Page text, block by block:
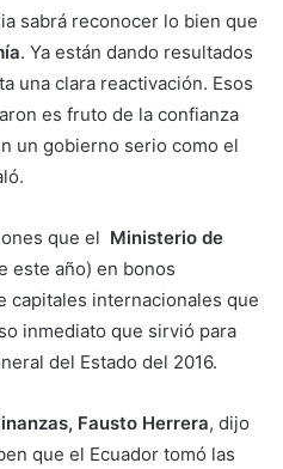
sabrá reconocer lo bien que
. Ya están dando resultados
una clara reactivación. Esos
es fruto de la confianza
un gobierno serio como el
que el Ministerio de
este año) en bonos
capitales internacionales que
inmediato que sirvió para
del Estado del 2016.
Fausto Herrera, dijo
que el Ecuador tomó las